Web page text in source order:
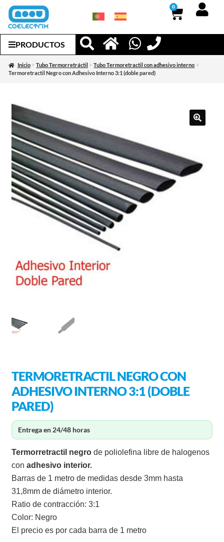
0
PRODUCTOS
Inicio Tubo Termorretráctil
Tubo Termoretractil con adhesivo interno
Termoretractil Negro con Adhesivo Interno 3:1 (doble pared)
TERMORETRACTIL NEGRO CON
ADHESIVO INTERNO 3:1 (DOBLE
PARED)
Entrega en 24/48 horas
Termorretractil negrode poliolefina libre de halogenos
con adhesivo interior.
Barras de 1 metro de medidas desde 3mm hasta
31,8mm de diámetro interior.
Ratio de contracción: 3:1
Color: Negro
El precio es por cada barra de 1 metro